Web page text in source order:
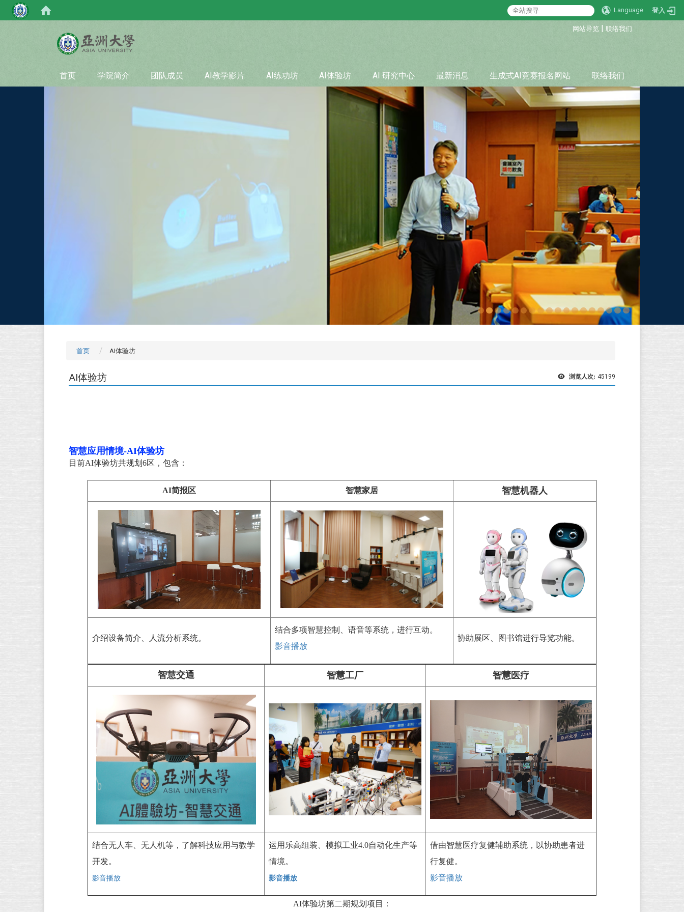
Language 登入
网站导览 | 联络我们
首页 学院简介 团队成员 AI教学影片 AI练功坊 AI体验坊 AI 研究中心 最新消息 生成式AI竞赛报名网站 联络我们
首页 AI体验坊
浏览人次: 45199
AI体验坊
智慧应用情境-AI体验坊
目前AI体验坊共规划6区，包含：
AI简报区 智慧家居 智慧机器人
介绍设备简介、人流分析系统。
结合多项智慧控制、语音等系统，进行互动。
影音播放
协助展区、图书馆进行导览功能。
智慧交通 智慧工厂 智慧医疗
结合无人车、无人机等，了解科技应用与教学
开发。
影音播放
运用乐高组装、模拟工业4.0自动化生产等
情境。
影音播放
借由智慧医疗复健辅助系统，以协助患者进
行复健。
影音播放
AI体验坊第二期规划项目：